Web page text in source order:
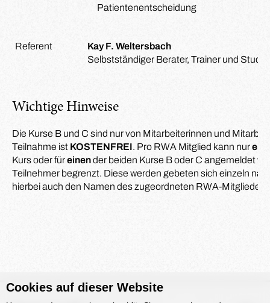
Patientenentscheidung
Referent
Kay F. Weltersbach
Selbstständiger Berater, Trainer und
Wichtige Hinweise
Die Kurse B und C sind nur von Mitarbeiterinnen und
Teilnahme ist KOSTENFREI. Pro RWA Mitglied kann nureine
Kurs oder füreinender beiden Kurse B oder C angemeldet
Teilnehmer begrenzt. Diese werden gebeten sich einzeln
hierbei auch den Namen des zugeordneten RWA-Mitgliedes
Cookies auf dieser Website